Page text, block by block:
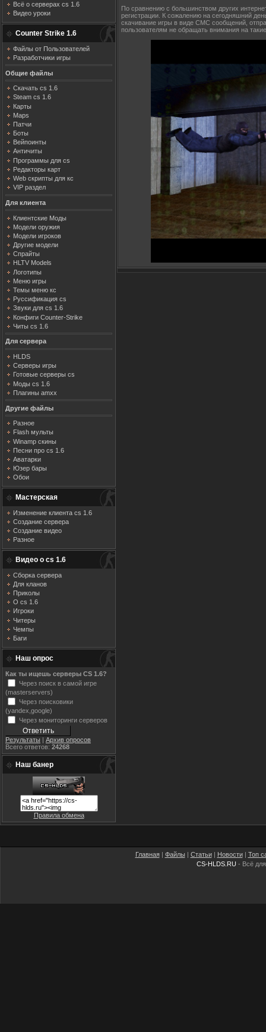
Всё о серверах cs 1.6
Видео уроки
Counter Strike 1.6
Файлы от Пользователей
Разработчики игры
Общие файлы
Скачать cs 1.6
Steam cs 1.6
Карты
Maps
Патчи
Боты
Вейпоинты
Античиты
Программы для cs
Редакторы карт
Web скрипты для кс
VIP раздел
Для клиента
Клиентские Моды
Модели оружия
Модели игроков
Другие модели
Спрайты
HLTV Models
Логотипы
Меню игры
Темы меню кс
Руссификация cs
Звуки для cs 1.6
Конфиги Counter-Strike
Читы cs 1.6
Для сервера
HLDS
Серверы игры
Готовые серверы cs
Моды cs 1.6
Плагины amxx
Другие файлы
Разное
Flash мульты
Winamp скины
Песни про cs 1.6
Аватарки
Юзер бары
Обои
Мастерская
Изменение клиента cs 1.6
Создание сервера
Создание видео
Разное
Видео о cs 1.6
Сборка сервера
Для кланов
Приколы
О cs 1.6
Игроки
Читеры
Чемпы
Баги
Наш опрос
Как ты ищешь серверы CS 1.6?
Через поиск в самой игре
(masterservers)
Через поисковики
(yandex,google)
Через мониторинги серверов
Результаты | Архив опросов
Всего ответов: 24268
Наш банер
Правила обмена
По сравнению с большинством других
регистрации. К сожалению на сегодняшний
скачивание игры в виде СМС сообщений,
пользователям не обращать внимания на
Главная| Файлы | Статьи| Новости| Топ
CS-HLDS.RU - Всё